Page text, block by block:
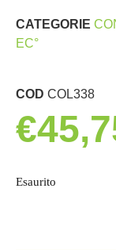
CATEGORIE
EC°
COD COL338
€
Esaurito